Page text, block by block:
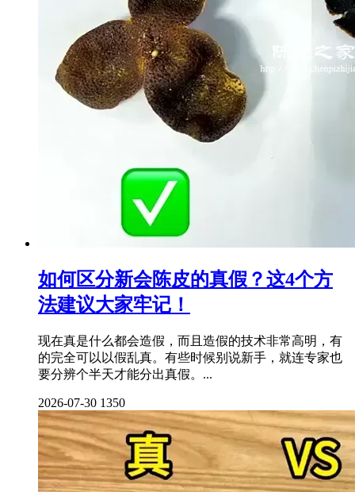
如何区分新会陈皮的真假？这4个方
法建议大家牢记！
现在真是什么都会造假，而且造假的技术非常高明，有
的完全可以以假乱真。有些时候别说新手，就连专家也
要分辨个半天才能分出真假。...
2026-07-30 1350